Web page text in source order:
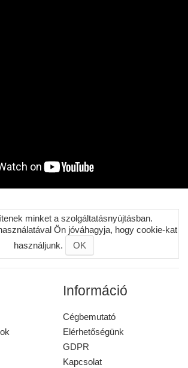
minket a szolgáltatásnyújtásban.
Ön jóváhagyja, hogy cookie-kat
használjunk.
OK
Információ
Cégbemutató
Elérhetőségünk
GDPR
Kapcsolat